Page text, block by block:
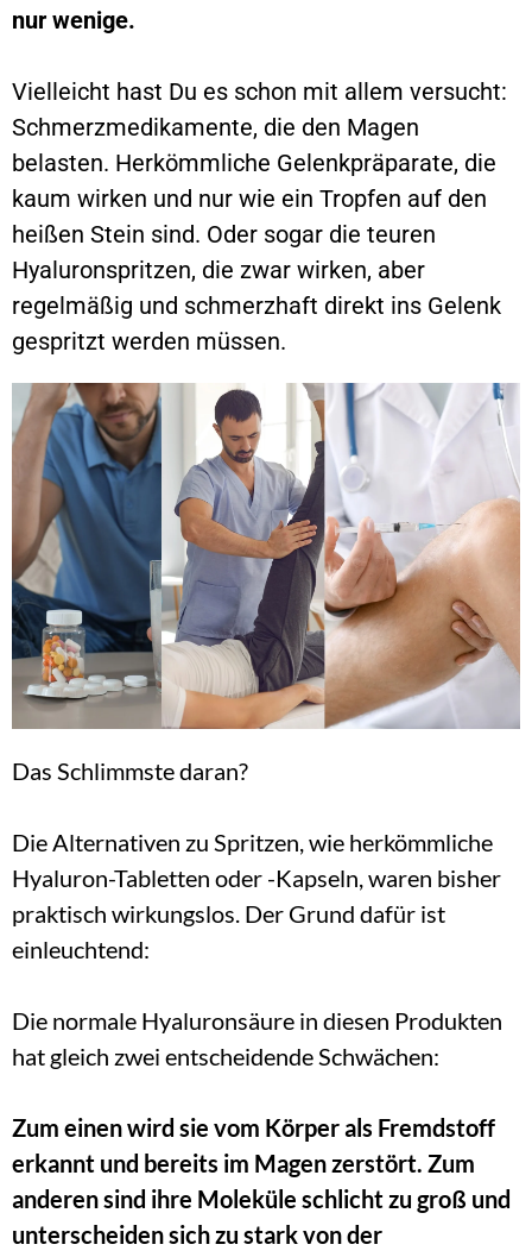
nur wenige.
Vielleicht hast Du es schon mit allem versucht:
Schmerzmedikamente, die den Magen
belasten. Herkömmliche Gelenkpräparate, die
kaum wirken und nur wie ein Tropfen auf den
heißen Stein sind. Oder sogar die teuren
Hyaluronspritzen, die zwar wirken, aber
regelmäßig und schmerzhaft direkt ins Gelenk
gespritzt werden müssen.
Das Schlimmste daran?
Die Alternativen zu Spritzen, wie herkömmliche
Hyaluron-Tabletten oder -Kapseln, waren bisher
praktisch wirkungslos. Der Grund dafür ist
einleuchtend:
Die normale Hyaluronsäure in diesen Produkten
hat gleich zwei entscheidende Schwächen:
Zum einen wird sie vom Körper als Fremdstoff
erkannt und bereits im Magen zerstört. Zum
anderen sind ihre Moleküle schlicht zu groß und
unterscheiden sich zu stark von der